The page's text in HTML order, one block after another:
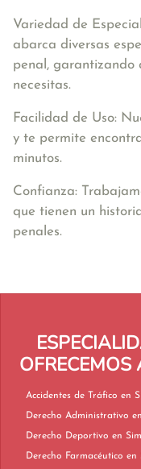
Variedad de
abarca diversas
penal, garantizando
necesitas.
Facilidad de Uso:
y te permite
minutos.
Confianza:
que tienen un
penales.
Derecho